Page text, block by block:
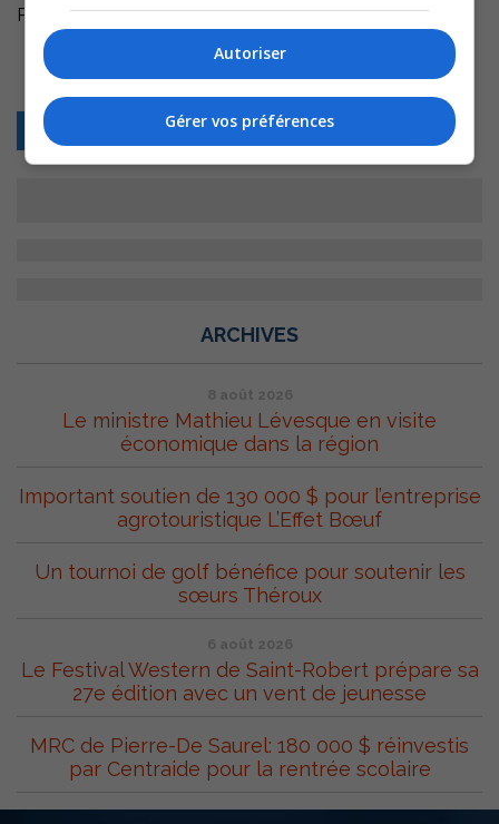
Parc régional les Grèves.
ARCHIVES
8 août 2026
Le ministre Mathieu Lévesque en visite
économique dans la région
Important soutien de 130 000 $ pour l’entreprise
agrotouristique L’Effet Bœuf
Un tournoi de golf bénéfice pour soutenir les
sœurs Théroux
6 août 2026
Le Festival Western de Saint-Robert prépare sa
27e édition avec un vent de jeunesse
MRC de Pierre-De Saurel: 180 000 $ réinvestis
par Centraide pour la rentrée scolaire
Autoriser
Gérer vos préférences